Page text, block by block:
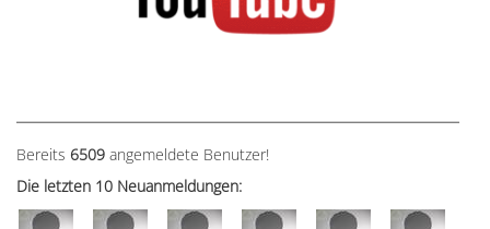
Bereits 6509 angemeldete Benutzer!
Die letzten 10 Neuanmeldungen: